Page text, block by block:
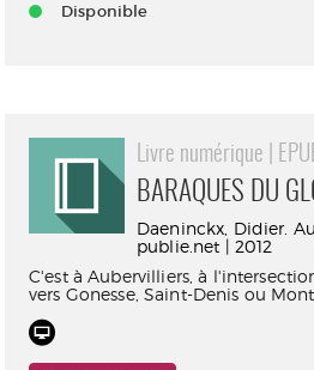
Disponible
Livre numérique |
BARAQUES DU
Daeninckx, Didier.
publie.net | 2012
C'est à Aubervilliers, à
vers Gonesse, Saint-Denis ou